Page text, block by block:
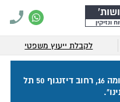
ונזיקין
לקבלת ייעוץ משפטי
כתובתנו: מגדל על דיזנגוף סנטר קומה 16, רחוב דיזנגוף 50 תל